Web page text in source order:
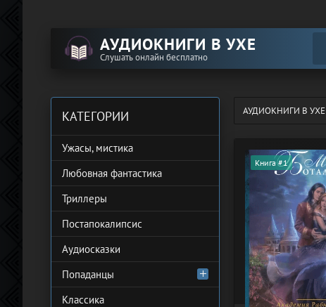
АУДИОКНИГИ В УХЕ
Слушать онлайн бесплатно
АУДИОКНИГИ В УХЕ
Книга #1
КАТЕГОРИИ
Ужасы, мистика
Любовная фантастика
Триллеры
Постапокалипсис
Аудиосказки
Попаданцы
Классика